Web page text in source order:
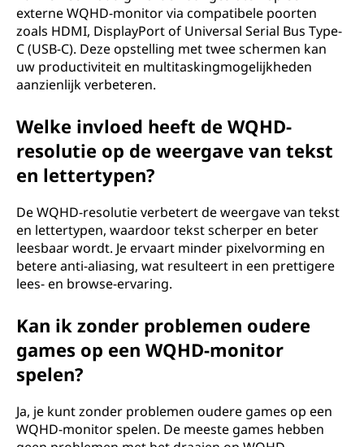
externe WQHD-monitor via compatibele poorten
zoals HDMI, DisplayPort of Universal Serial Bus Type-
C (USB-C). Deze opstelling met twee schermen kan
uw productiviteit en multitaskingmogelijkheden
aanzienlijk verbeteren.
Welke invloed heeft de WQHD-
resolutie op de weergave van tekst
en lettertypen?
De WQHD-resolutie verbetert de weergave van tekst
en lettertypen, waardoor tekst scherper en beter
leesbaar wordt. Je ervaart minder pixelvorming en
betere anti-aliasing, wat resulteert in een prettigere
lees- en browse-ervaring.
Kan ik zonder problemen oudere
games op een WQHD-monitor
spelen?
Ja, je kunt zonder problemen oudere games op een
WQHD-monitor spelen. De meeste games hebben